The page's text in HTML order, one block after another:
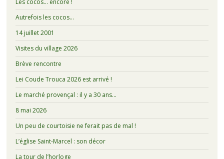
Les cocos… encore !
Autrefois les cocos…
14 juillet 2001
Visites du village 2026
Brève rencontre
Lei Coude Trouca 2026 est arrivé !
Le marché provençal : il y a 30 ans…
8 mai 2026
Un peu de courtoisie ne ferait pas de mal !
L’église Saint-Marcel : son décor
La tour de l’horloge